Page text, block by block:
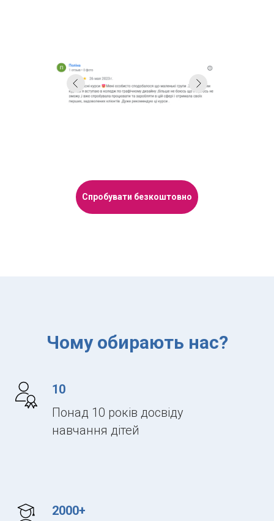
Спробувати безкоштовно
Чому обирають нас?
10
Понад 10 років досвіду
навчання дітей
2000+